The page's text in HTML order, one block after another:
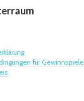
für Gewinnspiele